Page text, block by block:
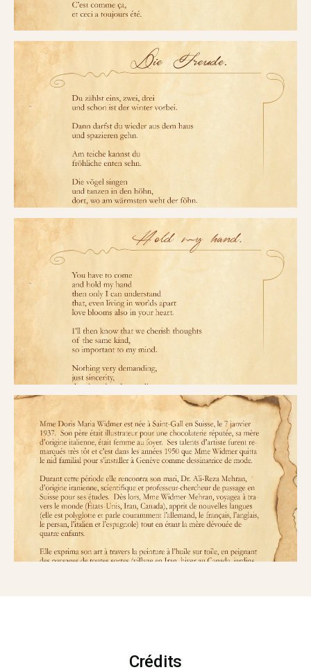
Crédits